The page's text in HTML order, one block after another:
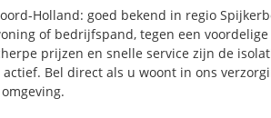
Holland: goed bekend in regio
of bedrijfspand, tegen een
prijzen en snelle service zijn de
Bel direct als u woont in ons